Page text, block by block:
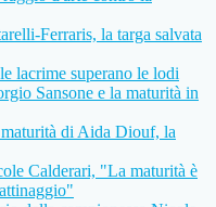
Ferraris, la targa salvata
lacrime superano le lodi
Sansone e la maturità in
di Aida Diouf, la
Calderari, "La maturità è